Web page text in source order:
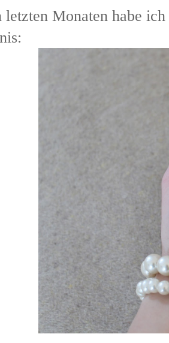
letzten Monaten habe ich